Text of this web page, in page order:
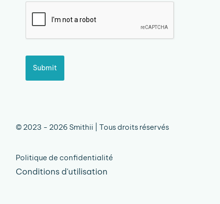
Submit
© 2023 - 2026 Smithii | Tous droits réservés
Politique de confidentialité
Conditions d'utilisation